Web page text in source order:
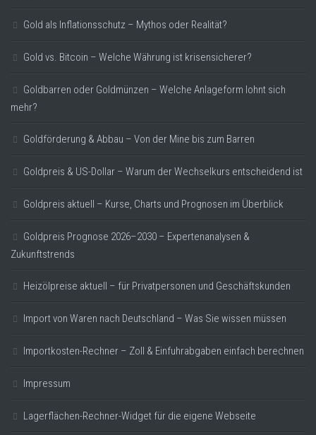
Gold als Inflationsschutz – Mythos oder Realität?
Gold vs. Bitcoin – Welche Währung ist krisensicherer?
Goldbarren oder Goldmünzen – Welche Anlageform lohnt sich
mehr?
Goldförderung & Abbau – Von der Mine bis zum Barren
Goldpreis & US-Dollar – Warum der Wechselkurs entscheidend ist
Goldpreis aktuell – Kurse, Charts und Prognosen im Überblick
Goldpreis Prognose 2026–2030 – Expertenanalysen &
Zukunftstrends
Heizölpreise aktuell – für Privatpersonen und Geschäftskunden
Import von Waren nach Deutschland – Was Sie wissen müssen
Importkosten-Rechner – Zoll & Einfuhrabgaben einfach berechnen
Impressum
Lagerflächen-Rechner-Widget für die eigene Webseite